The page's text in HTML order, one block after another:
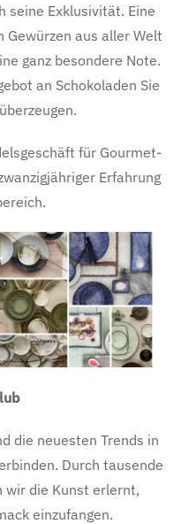
seine Exklusivität. Eine
Gewürzen aus aller Welt
ganz besondere Note.
an Schokoladen Sie
für Gourmet-
Erfahrung
die neuesten Trends in
Durch tausende
wir die Kunst erlernt,
einzufangen.